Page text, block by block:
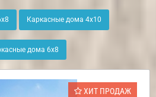
Каркасные дома 4х10
дома 6х8
ХИТ ПРОДАЖ